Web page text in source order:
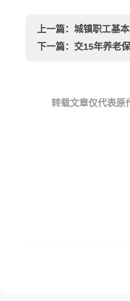
上一篇： 城镇职工基
下一篇： 交15年养老
转载文章仅代表